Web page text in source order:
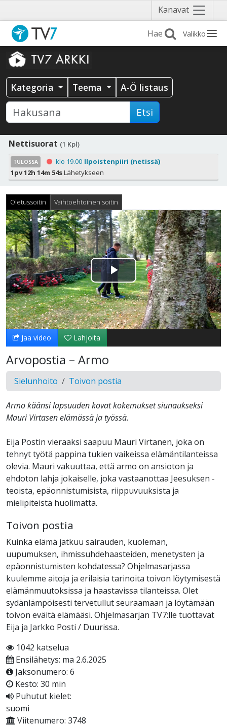
Kanavat Näytä
valikko
Valikko
Kategoria Teema A-Ö listaus
Etsi
Nettisuorat (1 Kpl)
TULOSSA klo 19.00 Ilpoistenpiiri (netissä)
1pv 12h 14m 53sLähetykseen
Oletussoitin Vaihtoehtoinen soitin
Toista
Video
Jaa video Lahjoita
Arvopostia – Armo
Sielunhoito Toivon postia
Armo käänsi lapsuuden kovat kokemukset siunaukseksi
Mauri Virtasen elämässä ja työssä.
Eija Postin vieraaksi saapuu Mauri Virtanen, joka on
tehnyt työtä pappina tukien vaikeissa elämäntilanteissa
olevia. Mauri vakuuttaa, että armo on ansioton ja
ehdoton lahja jokaiselle, joka vastaanottaa Jeesuksen -
teoista, epäonnistumisista, riippuvuuksista ja
mielipiteistä huolimatta.
Toivon postia
Kuinka elämä jatkuu sairauden, kuoleman,
uupumuksen, ihmissuhdehaasteiden, menetysten ja
epäonnistumisten kohdatessa? Ohjelmasarjassa
kuulemme aitoja ja erilaisia tarinoita toivon löytymisestä
elämänmuutoksissa ja haastavissa tilanteissa. Olet
sydänlämpöisesti tervetullut seuraamaan ja löytämään
toivon eväitä elämääsi. Ohjelmasarjan TV7:lle tuottavat
Eija ja Jarkko Posti / Duurissa.
1042 katselua
Ensilähetys: ma 2.6.2025
Jaksonumero: 6
Kesto: 30 min
Puhutut kielet:
suomi
Viitenumero: 3748